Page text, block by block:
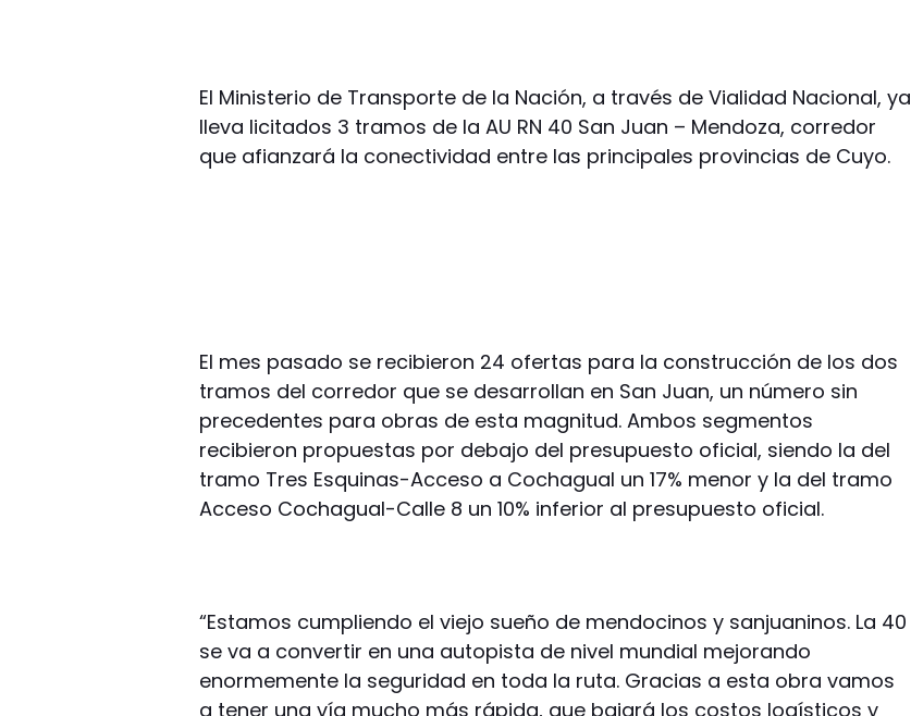
El Ministerio de Transporte de la Nación, a través de Vialidad Nacional, ya
lleva licitados 3 tramos de la AU RN 40 San Juan – Mendoza, corredor
que afianzará la conectividad entre las principales provincias de Cuyo.
El mes pasado se recibieron 24 ofertas para la construcción de los dos
tramos del corredor que se desarrollan en San Juan, un número sin
precedentes para obras de esta magnitud. Ambos segmentos
recibieron propuestas por debajo del presupuesto oficial, siendo la del
tramo Tres Esquinas-Acceso a Cochagual un 17% menor y la del tramo
Acceso Cochagual-Calle 8 un 10% inferior al presupuesto oficial.
“Estamos cumpliendo el viejo sueño de mendocinos y sanjuaninos. La 40
se va a convertir en una autopista de nivel mundial mejorando
enormemente la seguridad en toda la ruta. Gracias a esta obra vamos
a tener una vía mucho más rápida, que bajará los costos logísticos y